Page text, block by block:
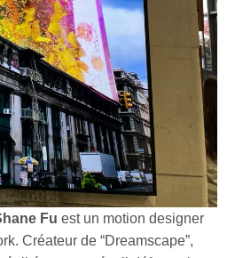
Fu est un motion designer
Créateur de “Dreamscape”,